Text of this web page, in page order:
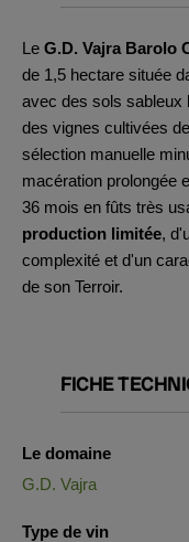
Le G.D. Vajra Barolo
de 1,5 hectare située
avec des sols sableux
des vignes cultivées
sélection manuelle
macération prolongée
36 mois en fûts très
production limitée,
complexité et d'un
de son Terroir.
FICHE
Le domaine
G.D. Vajra
Type de vin